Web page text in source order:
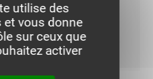
utilise des
et vous donne
sur ceux que
activer